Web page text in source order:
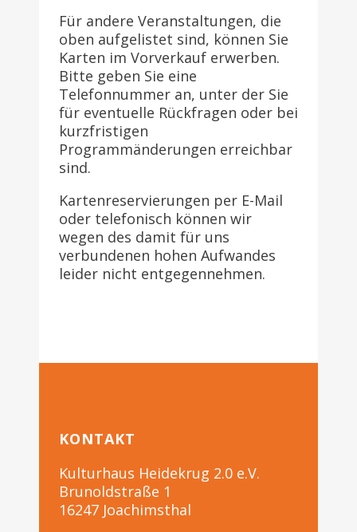
Für andere Veranstaltungen, die
oben aufgelistet sind, können Sie
Karten im Vorverkauf erwerben.
Bitte geben Sie eine
Telefonnummer an, unter der Sie
für eventuelle Rückfragen oder bei
kurzfristigen
Programmänderungen erreichbar
sind.
Kartenreservierungen per E-Mail
oder telefonisch können wir
wegen des damit für uns
verbundenen hohen Aufwandes
leider nicht entgegennehmen.
KONTAKT
Kulturhaus Heidekrug 2.0 e.V.
Brunoldstraße 1
16247 Joachimsthal